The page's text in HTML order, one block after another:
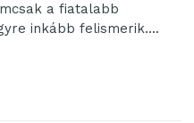
a fiatalabb
inkább felismerik....